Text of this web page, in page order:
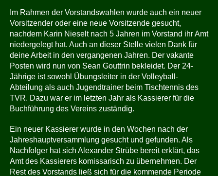
Im Rahmen der Vorstandswahlen wurde auch ein neuer
Vorsitzender oder eine neue Vorsitzende gesucht,
nachdem Karin Nieselt nach 5 Jahren im Vorstand ihr Amt
niedergelegt hat. Auch an dieser Stelle vielen Dank für
deine Arbeit in den vergangenen Jahren. Der vakante
Posten wird nun von Sean Gouttrin bekleidet. Der 24-
Jährige ist sowohl Übungsleiter in der Volleyball-
Abteilung als auch Jugendtrainer beim Tischtennis des
TVR. Dazu war er im letzten Jahr als Kassierer für die
Buchführung des Vereins zuständig.
Ein neuer Kassierer wurde in den Wochen nach der
Jahreshauptversammlung gesucht und gefunden. Als
Nachfolger hat sich Alexander Strübe bereit erklärt, das
Amt des Kassierers komissarisch zu übernehmen. Der
Rest des Vorstands ließ sich für die kommende Periode